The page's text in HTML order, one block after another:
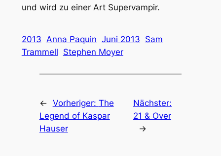
und wird zu einer Art Supervampir.
2013 Anna Paquin Juni 2013 Sam
Trammell Stephen Moyer
← Vorheriger: The
Legend of Kaspar
Hauser
Nächster:
21 & Over
→